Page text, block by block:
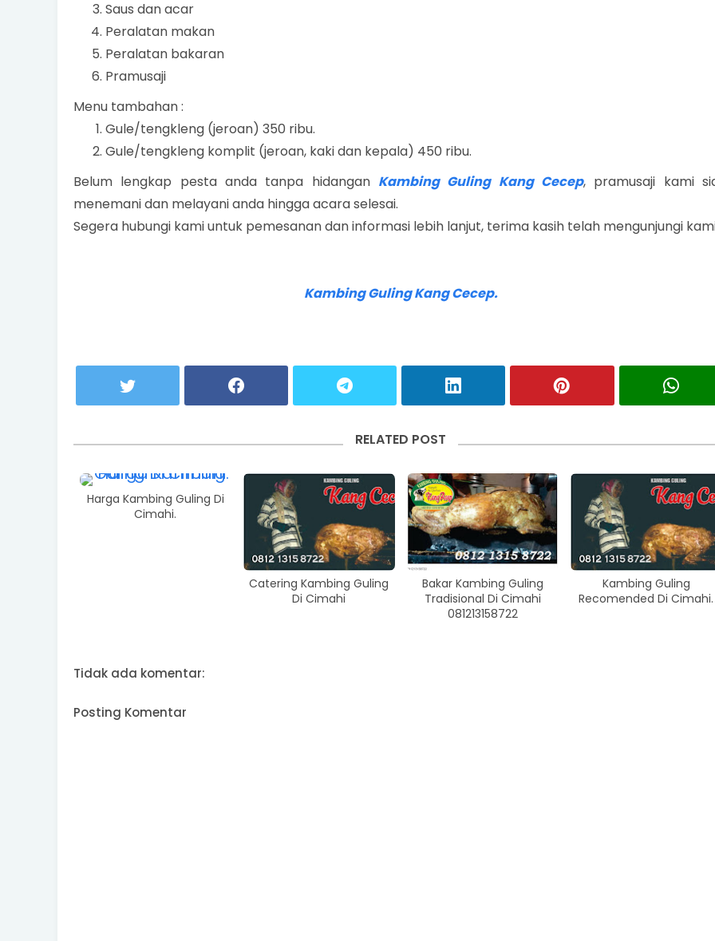
Saus dan acar
Peralatan makan
Peralatan bakaran
Pramusaji
Menu tambahan :
Gule/tengkleng (jeroan) 350 ribu.
Gule/tengkleng komplit (jeroan, kaki dan kepala) 450 ribu.
Belum lengkap pesta anda tanpa hidangan Kambing Guling Kang Cecep, pramusaji kami
menemani dan melayani anda hingga acara selesai.
Segera hubungi kami untuk pemesanan dan informasi lebih lanjut, terima kasih telah mengunjungi
Kambing Guling Kang Cecep.
RELATED POST
Harga Kambing Guling Di
Cimahi.
Catering Kambing Guling
Di Cimahi
Bakar Kambing Guling
Tradisional Di Cimahi
081213158722
Kambing Guling
Recomended Di Cimahi.
Tidak ada komentar:
Posting Komentar